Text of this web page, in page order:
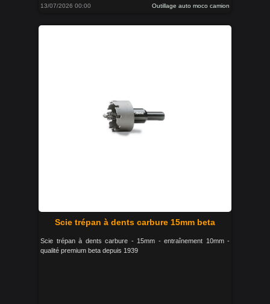
13/07/2026 00:00 Outillage auto moco camion
Scie trépan à dents carbure 15mm beta
Scie trépan à dents carbure - 15mm - entraînement 10mm -
qualité premium beta depuis 1939